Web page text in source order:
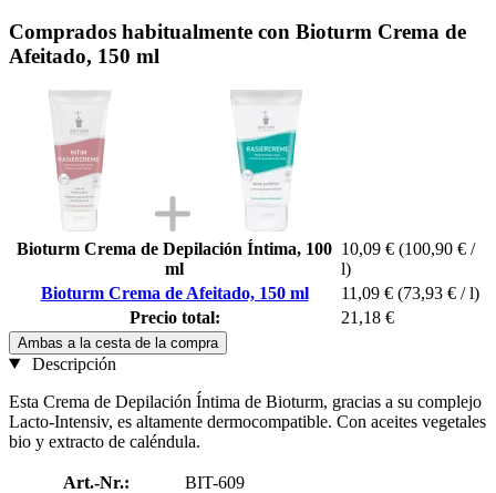
Comprados habitualmente con Bioturm Crema de
Afeitado, 150 ml
Bioturm Crema de Depilación Íntima, 100
ml
10,09 € (100,90 € /
l)
Bioturm Crema de Afeitado, 150 ml
11,09 € (73,93 € / l)
Precio total:
21,18 €
Ambas a la cesta de la compra
Descripción
Esta Crema de Depilación Íntima de Bioturm, gracias a su complejo
Lacto-Intensiv, es altamente dermocompatible. Con aceites vegetales
bio y extracto de caléndula.
Art.-Nr.:
BIT-609